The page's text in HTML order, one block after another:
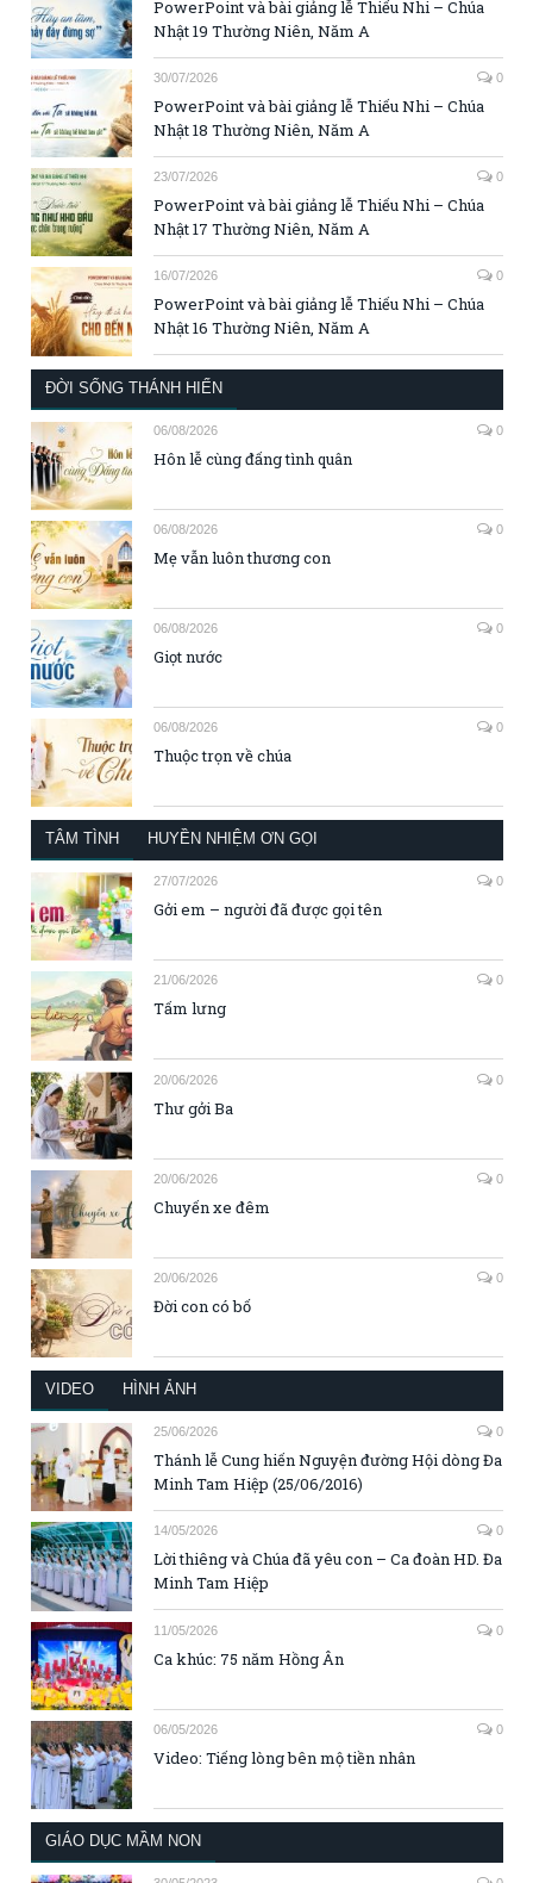
PowerPoint và bài giảng lễ Thiếu Nhi – Chúa
Nhật 19 Thường Niên, Năm A
30/07/2026 0
PowerPoint và bài giảng lễ Thiếu Nhi – Chúa
Nhật 18 Thường Niên, Năm A
23/07/2026 0
PowerPoint và bài giảng lễ Thiếu Nhi – Chúa
Nhật 17 Thường Niên, Năm A
16/07/2026 0
PowerPoint và bài giảng lễ Thiếu Nhi – Chúa
Nhật 16 Thường Niên, Năm A
ĐỜI SỐNG THÁNH HIẾN
06/08/2026 0
Hôn lễ cùng đấng tình quân
06/08/2026 0
Mẹ vẫn luôn thương con
06/08/2026 0
Giọt nước
06/08/2026 0
Thuộc trọn về chúa
TÂM TÌNH HUYỀN NHIỆM ƠN GỌI
27/07/2026 0
Gởi em – người đã được gọi tên
21/06/2026 0
Tấm lưng
20/06/2026 0
Thư gởi Ba
20/06/2026 0
Chuyến xe đêm
20/06/2026 0
Đời con có bố
VIDEO HÌNH ẢNH
25/06/2026 0
Thánh lễ Cung hiến Nguyện đường Hội dòng Đa
Minh Tam Hiệp (25/06/2016)
14/05/2026 0
Lời thiêng và Chúa đã yêu con – Ca đoàn HD. Đa
Minh Tam Hiệp
11/05/2026 0
Ca khúc: 75 năm Hồng Ân
06/05/2026 0
Video: Tiếng lòng bên mộ tiền nhân
GIÁO DỤC MẦM NON